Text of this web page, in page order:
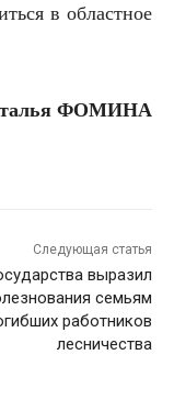
в областное
ФОМИНА
Следующая статья
выразил
семьям
работников
лесничества